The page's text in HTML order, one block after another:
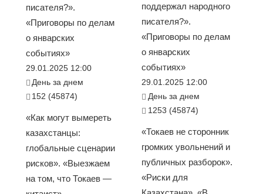
писателя?».
«Приговоры по делам
о январских
событиях»
29.01.2025 12:00
День за днем
152 (45874)
«Как могут вымереть
казахстанцы:
глобальные сценарии
рисков». «Выезжаем
на том, что Токаев —
поддержал народного
писателя?».
«Приговоры по делам
о январских
событиях»
29.01.2025 12:00
День за днем
1253 (45874)
«Токаев не сторонник
громких увольнений и
публичных разборок».
«Риски для